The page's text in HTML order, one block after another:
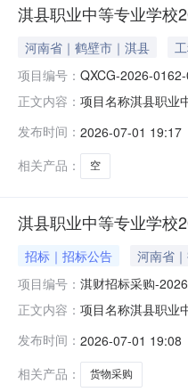
淇县职业中等专业学校
河南省｜鹤壁市｜淇县
项目编号： QXCG-2026-0162-
正文内容： 项目名称淇县职业
文件供查阅。附件：
发布时间： 2026-07-01 19:17
相关产品：
空
淇县职业中等专业学校
招标｜招标公告 河南省
项目编号： 淇财招标采购-
正文内容： 项目名称淇县职业
发布时间： 2026-07-01 19:08
相关产品：
货物采购